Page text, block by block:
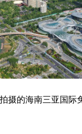
摄的海南三亚国际